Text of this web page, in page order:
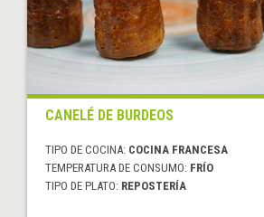
CANELÉ DE BURDEOS
TIPO DE COCINA: COCINA FRANCESA
TEMPERATURA DE CONSUMO: FRÍO
TIPO DE PLATO: REPOSTERÍA